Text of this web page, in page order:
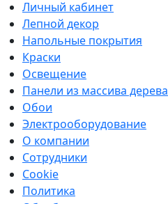
Личный кабинет
Лепной декор
Напольные покрытия
Краски
Освещение
Панели из массива дерева
Обои
Электрооборудование
О компании
Сотрудники
Cookie
Политика